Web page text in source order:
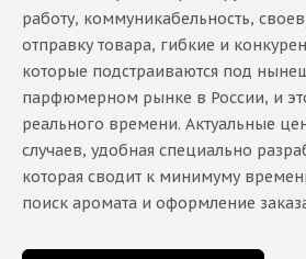
работу, коммуникабельность,
отправку товара, гибкие и
которые подстраиваются под
парфюмерном рынке в России, и
реального времени. Актуальные
случаев, удобная специально
которая сводит к минимуму
поиск аромата и оформление